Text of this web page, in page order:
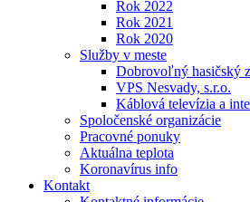
Rok 2022
Rok 2021
Rok 2020
Služby v meste
Dobrovoľný hasičský
VPS Nesvady, s.r.o.
Káblová televízia a
Spoločenské organizácie
Pracovné ponuky
Aktuálna teplota
Koronavírus info
Kontakt